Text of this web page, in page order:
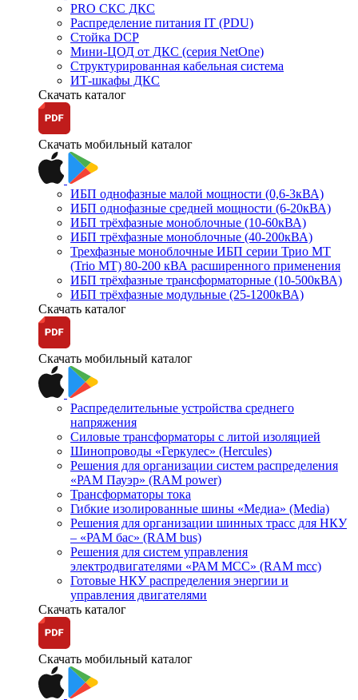
PRO СКС ДКС
Распределение питания IT (PDU)
Стойка DCP
Мини-ЦОД от ДКС (серия NetOne)
Структурированная кабельная система
ИТ-шкафы ДКС
Скачать каталог
Скачать мобильный каталог
ИБП однофазные малой мощности (0,6-3кВА)
ИБП однофазные средней мощности (6-20кВА)
ИБП трёхфазные моноблочные (10-60кВА)
ИБП трёхфазные моноблочные (40-200кВА)
Трехфазные моноблочные ИБП серии Трио МТ
(Trio MT) 80-200 кВА расширенного применения
ИБП трёхфазные трансформаторные (10-500кВА)
ИБП трёхфазные модульные (25-1200кВА)
Скачать каталог
Скачать мобильный каталог
Распределительные устройства среднего
напряжения
Силовые трансформаторы с литой изоляцией
Шинопроводы «Геркулес» (Hercules)
Решения для организации систем распределения
«РАМ Пауэр» (RAM power)
Трансформаторы тока
Гибкие изолированные шины «Медиа» (Media)
Решения для организации шинных трасс для НКУ
– «РАМ бас» (RAM bus)
Решения для систем управления
электродвигателями «РАМ МСС» (RAM mcc)
Готовые НКУ распределения энергии и
управления двигателями
Скачать каталог
Скачать мобильный каталог